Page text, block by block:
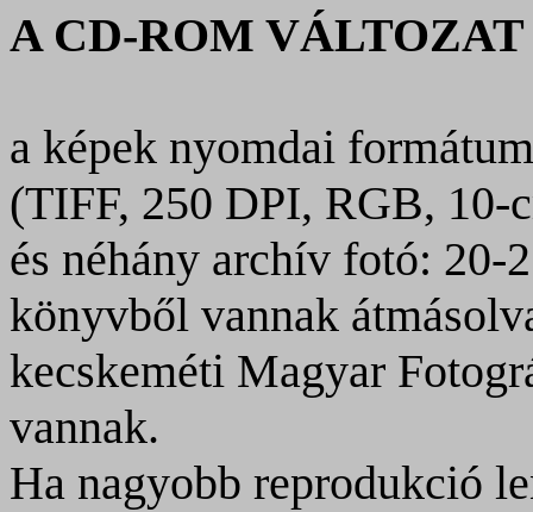
A CD-ROM
a képek nyomdai
(TIFF, 250 DPI, RGB, 10-
és néhány archív fotó: 20-
könyvből vannak
kecskeméti Magyar
vannak.
Ha nagyobb reprodukció